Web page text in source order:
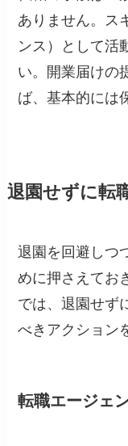
ありません。ス
ンス）として活
い。開業届けの
ば、基本的には
退園せずに転
退園を回避しつ
めに押さえてお
では、退園せず
べきアクション
転職エージェ